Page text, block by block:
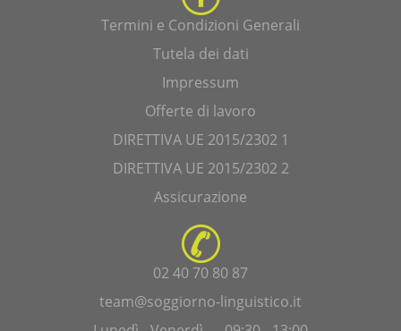
Termini e Condizioni Generali
Tutela dei dati
Impressum
Offerte di lavoro
DIRETTIVA UE 2015/2302 1
DIRETTIVA UE 2015/2302 2
Assicurazione
02 40 70 80 87
team@soggiorno-linguistico.it